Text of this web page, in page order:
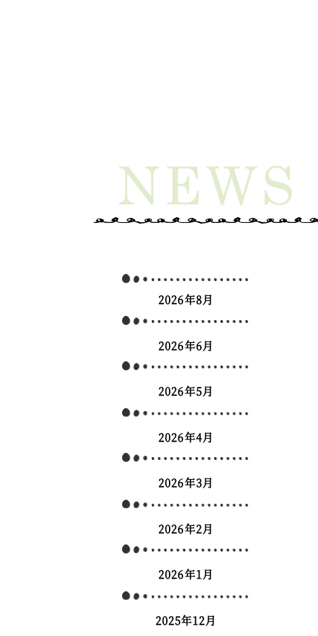
2026年8月
2026年6月
2026年5月
2026年4月
2026年3月
2026年2月
2026年1月
2025年12月